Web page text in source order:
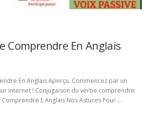
Comprendre En Anglais
En Anglais Aperçu. Commencez par un
internet ! Conjugaison du verbe comprendre
L Anglais Nos Astuces Pour …